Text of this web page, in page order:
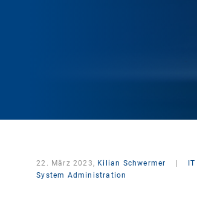
22. März 2023, Kilian Schwermer
System Administration